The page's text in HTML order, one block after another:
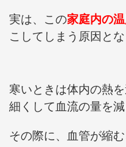
実は、この家庭内の
こしてしまう原因とな
寒いときは体内の熱
細くして血流の量を減
その際に、血管が縮